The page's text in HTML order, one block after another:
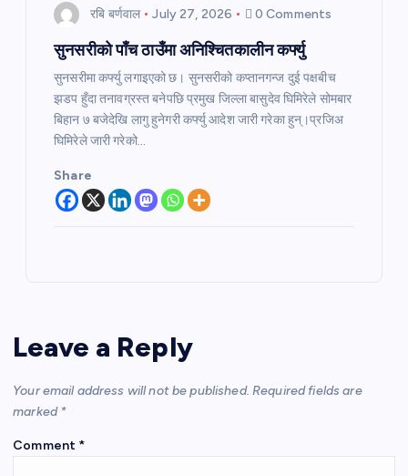
रबि बर्णवाल July 27, 2026 0 Comments
सुनसरीको पाँच ठाउँमा अनिश्चितकालीन कर्फ्यु
सुनसरीमा कर्फ्यु लगाइएको छ। सुनसरीको कप्तानगन्ज दुई पक्षबीच
झडप हुँदा तनावग्रस्त बनेपछि प्रमुख जिल्ला बासुदेव घिमिरेले सोमबार
बिहान ७ बजेदेखि लागु हुनेगरी कर्फ्यु आदेश जारी गरेका हुन्।प्रजिअ
घिमिरेले जारी गरेको…
Share
Leave a Reply
Your email address will not be published. Required fields are
marked *
Comment *